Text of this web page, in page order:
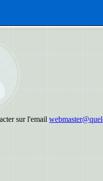
sur l'email